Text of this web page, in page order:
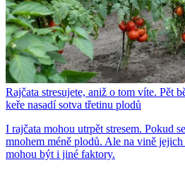
Rajčata stresujete, aniž o tom víte. Pět
keře nasadí sotva třetinu plodů
I rajčata mohou utrpět stresem. Pokud
mnohem méně plodů. Ale na vině
mohou být i jiné faktory.